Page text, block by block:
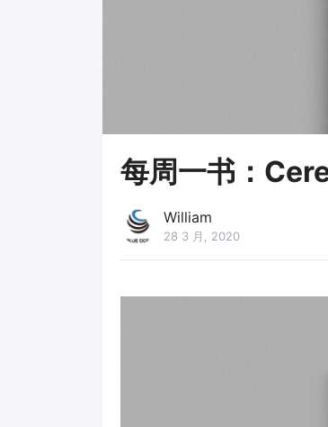
每周一书：
William
28 3 月, 2020